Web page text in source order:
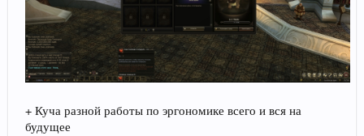
+ Куча разной работы по эргономике всего и вся на
будущее